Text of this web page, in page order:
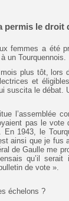
permis le droit
femmes a été
un Tourquennois.
plus tôt, lors
et
suscita le débat.
l’assemblée
pas le
En 1943, le
ainsi que je
de Gaulle me
qu’il
de vote ».
échelons ?